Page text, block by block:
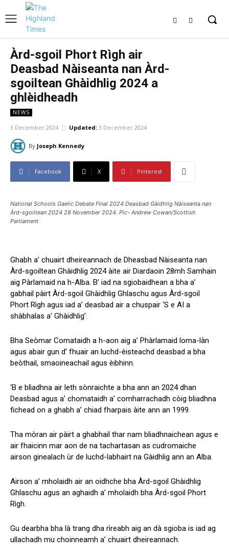
Àrd-sgoil Phort Rìgh air
Deasbad Nàiseanta nan Àrd-
sgoiltean Ghàidhlig 2024 a
ghlèidheadh
NEWS
3 December 2024 Updated: 3 December 2024
By Joseph Kennedy
Facebook X Pinterest
National Schools Gaelic Debate Final 2024 Deasbad Gàidhlig Nàiseanta nan
Àrd-sgoiltean 2024 28 November 2024. Pic- Andrew Cowan/Scottish
Parliament
Ghabh a’ chuairt dheireannach de Dheasbad Nàiseanta nan
Àrd-sgoiltean Ghàidhlig 2024 àite air Diardaoin 28mh Samhain
aig Pàrlamaid na h-Alba. B’ iad na sgiobaidhean a bha a’
gabhail pàirt Àrd-sgoil Ghàidhlig Ghlaschu agus Àrd-sgoil
Phort Rìgh agus iad a’ deasbad air a chuspair ‘S e AI a
shàbhalas a’ Ghàidhlig’.
Bha Seòmar Comataidh a h-aon aig a’ Phàrlamaid loma-làn
agus abair gun d’ fhuair an luchd-èisteachd deasbad a bha
beòthail, smaoineachail agus èibhinn.
‘B e blìadhna air leth sònraichte a bha ann an 2024 dhan
Deasbad agus a’ chomataidh a’ comharrachadh còig bliadhna
fichead on a ghabh a’ chiad fharpais àite ann an 1999.
Tha mòran air pàirt a ghabhail thar nam bliadhnaichean agus e
air fhaicinn mar aon de na tachartasan as cudromaiche
airson ginealach ùr de luchd-labhairt na Gàidhlig ann an Alba.
Airson a’ mholaidh air an oidhche bha Àrd-sgoil Ghàidhlig
Ghlaschu agus an aghaidh a’ mholaidh bha Àrd-sgoil Phort
Rìgh.
Gu dearbha bha là trang dha rìreabh aig an dà sgioba is iad ag
ullachadh mu choinneamh a’ chuairt dheireannach.